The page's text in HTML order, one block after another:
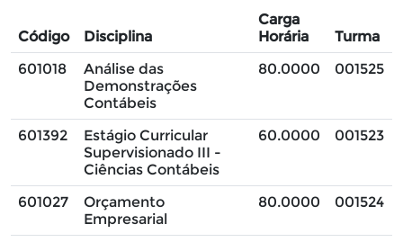
Código Disciplina
Carga
Horária
Turma
601018
Análise das
Demonstrações
Contábeis
80.0000 001525
601392
Estágio Curricular
Supervisionado III -
Ciências Contábeis
60.0000 001523
601027
Orçamento
Empresarial
80.0000 001524